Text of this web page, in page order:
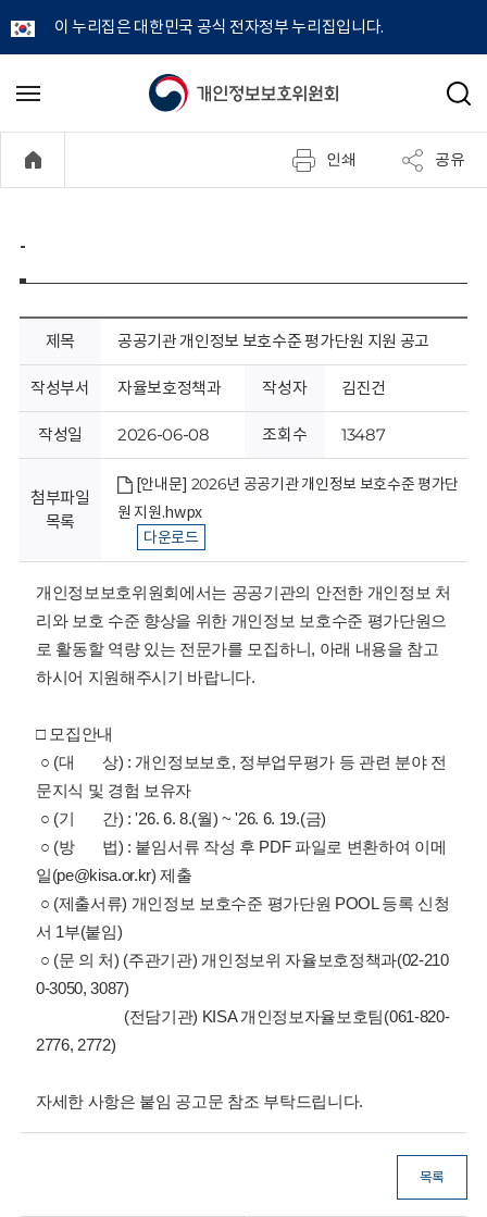
이 누리집은 대한민국 공식 전자정부 누리집입니다.
개
정
보
호
위
원
회
메
기
검
인쇄 공유
-
제목 공공기관 개인정보 보호수준 평가단원 지원 공고
작성부서 자율보호정책과 작성자 김진건
작성일 2026-06-08 조회수 13487
첨부파일
목록
[안내문] 2026년 공공기관 개인정보 보호수준 평가단
원 지원.hwpx
다운로드
개인정보보호위원회에서는 공공기관의 안전한 개인정보 처
리와 보호 수준 향상을 위한 개인정보 보호수준 평가단원으
로 활동할 역량 있는 전문가를 모집하니, 아래 내용을 참고
하시어 지원해주시기 바랍니다.
□ 모집안내
○ (대 상) : 개인정보보호, 정부업무평가 등 관련 분야 전
문지식 및 경험 보유자
○ (기 간) : '26. 6. 8.(월) ~ '26. 6. 19.(금)
○ (방 법) : 붙임서류 작성 후 PDF 파일로 변환하여 이메
일(pe@kisa.or.kr) 제출
○ (제출서류) 개인정보 보호수준 평가단원 POOL 등록 신청
서 1부(붙임)
○ (문 의 처) (주관기관) 개인정보위 자율보호정책과(02-210
0-3050, 3087)
(전담기관) KISA 개인정보자율보호팀(061-820-
2776, 2772)
자세한 사항은 붙임 공고문 참조 부탁드립니다.
목록